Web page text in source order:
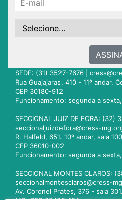
SEDE: (31) 3527-7676 |
Rua Guajajaras, 410 - 11º andar.
CEP 30180-912
Funcionamento: segunda a
SECCIONAL JUIZ DE FORA: (32)
seccionaljuizdefora@cress-
R. Halfeld, 651. 10º andar, sala
CEP 36010-002
Funcionamento: segunda a
SECCIONAL MONTES CLAROS:
seccionalmontesclaros@cress-
Av. Coronel Prates, 376 - sala